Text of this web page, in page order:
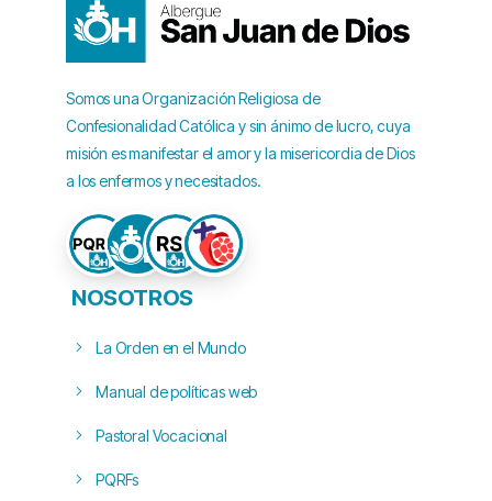
Somos una Organización Religiosa de
Confesionalidad Católica y sin ánimo de lucro, cuya
misión es manifestar el amor y la misericordia de Dios
a los enfermos y necesitados.
NOSOTROS
La Orden en el Mundo
Manual de políticas web
Pastoral Vocacional
PQRFs